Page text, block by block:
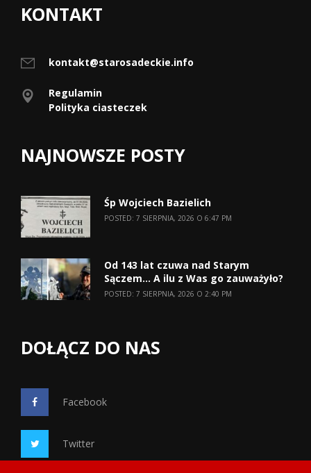
KONTAKT
kontakt@starosadeckie.info
Regulamin
Polityka ciasteczek
NAJNOWSZE POSTY
Śp Wojciech Bazielich
POSTED: 7 SIERPNIA, 2026 O 6:47 PM
Od 143 lat czuwa nad Starym
Sączem… A ilu z Was go zauważyło?
POSTED: 7 SIERPNIA, 2026 O 2:40 PM
DOŁĄCZ DO NAS
Facebook
Twitter